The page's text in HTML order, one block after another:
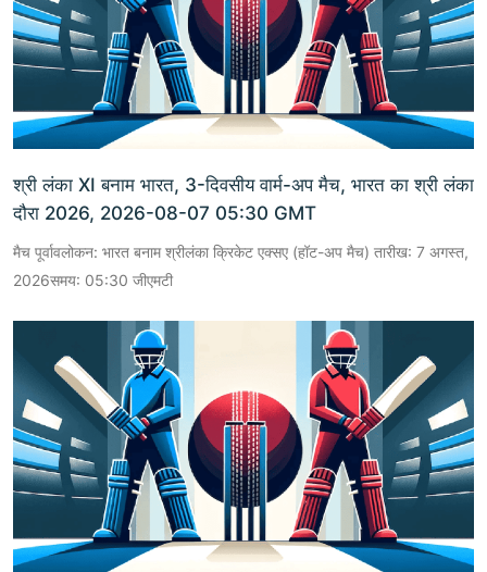
श्री लंका XI बनाम भारत, 3-दिवसीय वार्म-अप मैच, भारत का श्री लंका
दौरा 2026, 2026-08-07 05:30 GMT
मैच पूर्वावलोकन: भारत बनाम श्रीलंका क्रिकेट एक्सए (हॉट-अप मैच) तारीख: 7 अगस्त,
2026समय: 05:30 जीएमटी